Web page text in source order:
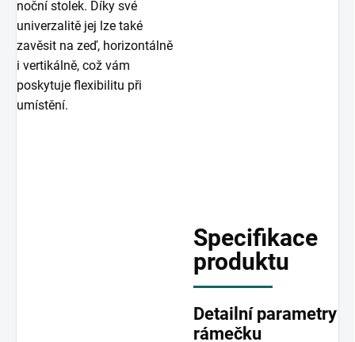
noční stolek. Díky své
univerzalitě jej lze také
zavěsit na zeď, horizontálně
i vertikálně, což vám
poskytuje flexibilitu při
umístění.
Specifikace
produktu
Detailní parametry
rámečku